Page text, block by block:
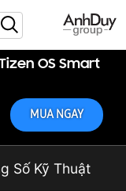
OS Smart
Số Kỹ Thuật
MUA NGAY